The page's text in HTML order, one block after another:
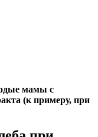
мамы с
(к примеру, при